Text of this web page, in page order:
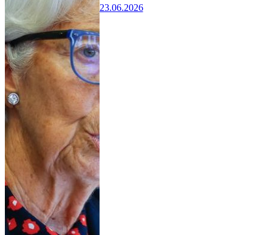
23.06.2026